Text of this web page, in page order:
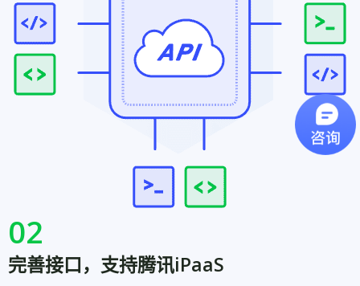
02
完善接口，支持腾讯iPaaS